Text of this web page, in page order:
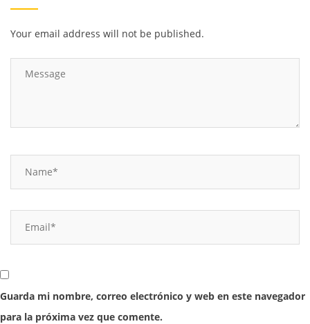
Your email address will not be published.
Guarda mi nombre, correo electrónico y web en este navegador
para la próxima vez que comente.